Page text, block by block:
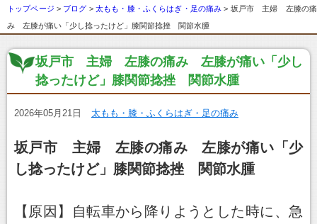
トップページ > ブログ > 太もも・膝・ふくらはぎ・足の痛み > 坂戸市 主婦 左膝の痛
み 左膝が痛い「少し捻ったけど」膝関節捻挫 関節水腫
坂戸市 主婦 左膝の痛み 左膝が痛い「少し
捻ったけど」膝関節捻挫 関節水腫
2026年05月21日 太もも・膝・ふくらはぎ・足の痛み
坂戸市 主婦 左膝の痛み 左膝が痛い「少
し捻ったけど」膝関節捻挫 関節水腫
【原因】自転車から降りようとした時に、急